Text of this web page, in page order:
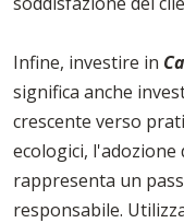
Infine, investire in
significa anche
crescente verso
ecologici, l'adozione
rappresenta un
responsabile.